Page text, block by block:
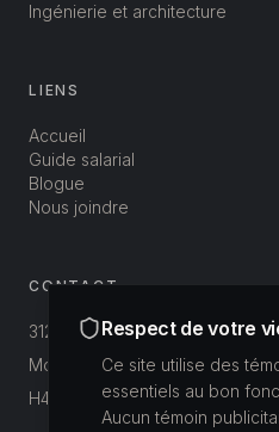
Ingénierie et architecture
LIENS
Accueil
Guide salarial
Blogue
Nous joindre
CONTACT
312-3800 St-Patrick
Montréal, Québec, Canada
H4E 1A4
Respect de votre
Ce site utilise des
essentiels au bon
Aucun témoin